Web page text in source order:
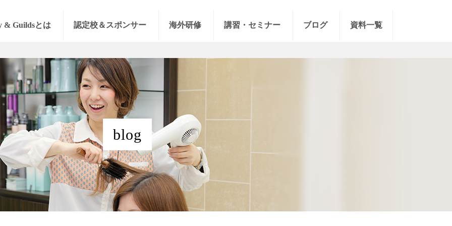
& Guildsとは 認定校＆スポンサー 海外研修 講習・セミナー ブログ 資料一覧
blog